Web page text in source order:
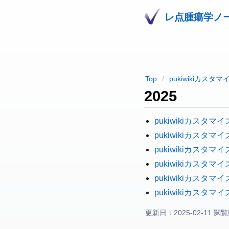
レ点腫瘍学ノ
Top pukiwikiカスタマ
2025
pukiwikiカスタマイ
pukiwikiカスタマイ
pukiwikiカスタマイ
pukiwikiカスタマイ
pukiwikiカスタマイ
pukiwikiカスタマイ
更新日：2025-02-11 閲